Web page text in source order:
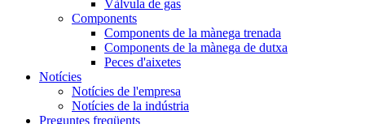
Vàlvula de gas
Components
Components de la mànega trenada
Components de la mànega de dutxa
Peces d'aixetes
Notícies
Notícies de l'empresa
Notícies de la indústria
Preguntes freqüents